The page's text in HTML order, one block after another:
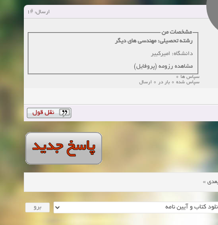
زمان:10-21-2024
زمان:10-13-2024
ارسال: #1
مشخصات من
رشته تحصیلی: مهندسی های دیگر
دانشگاه: امیرکبیر
مشاهده رزومه (پروفایل)
سپاس ها 0
سپاس شده 0 بار در 0 ارسال
»